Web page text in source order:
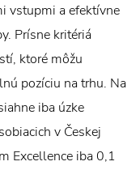
vstupmi a efektívne
Prísne kritériá
ktoré môžu
pozíciu na trhu. Na
iba úzke
v Českej
Excellence iba 0,1